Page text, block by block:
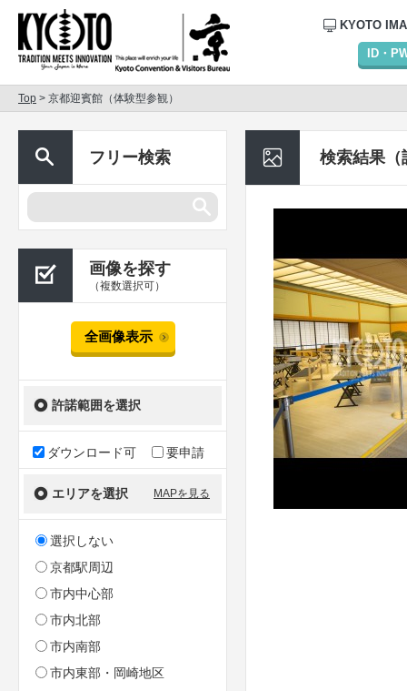
KYOTO
ID・
Top > 京都迎賓館（体験型参観）
フリー検索
画像を探す
（複数選択可）
全画像表示
許諾範囲を選択
ダウンロード可 要申請
エリアを選択 MAPを見る
選択しない
京都駅周辺
市内中心部
市内北部
市内南部
市内東部・岡崎地区
検索結果（